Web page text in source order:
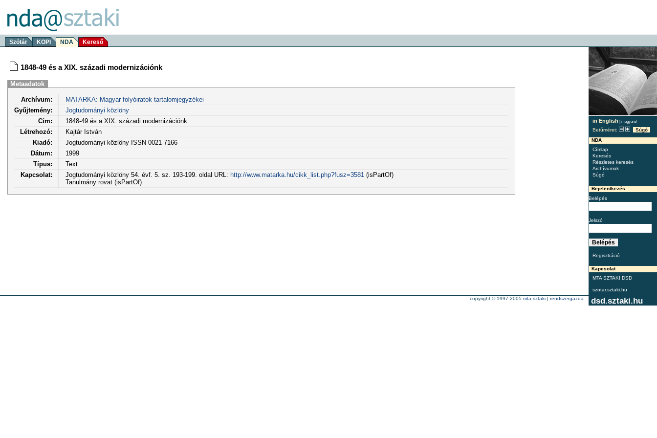
Szótár KOPI NDA Kereső
in English | magyarul
Betűméret:
Súgó
NDA
Címlap
Keresés
Részletes keresés
Archívumok
Súgó
Bejelentkezés
Belépés
Jelszó
Regisztráció
Kapcsolat
MTA SZTAKI DSD
szotar.sztaki.hu
1848-49 és a XIX. századi modernizációnk
Metaadatok
Archívum:
MATARKA: Magyar folyóiratok tartalomjegyzékei
Gyűjtemény:
Jogtudományi közlöny
Cím:
1848-49 és a XIX. századi modernizációnk
Létrehozó:
Kajtár István
Kiadó:
Jogtudományi közlöny ISSN 0021-7166
Dátum:
1999
Típus:
Text
Kapcsolat:
Jogtudományi közlöny 54. évf. 5. sz. 193-199. oldal URL: http://www.matarka.hu/cikk_list.php?fusz=3581 (isPartOf)
Tanulmány rovat (isPartOf)
dsd.sztaki.hu
copyright © 1997-2005 mta sztaki | rendszergazda